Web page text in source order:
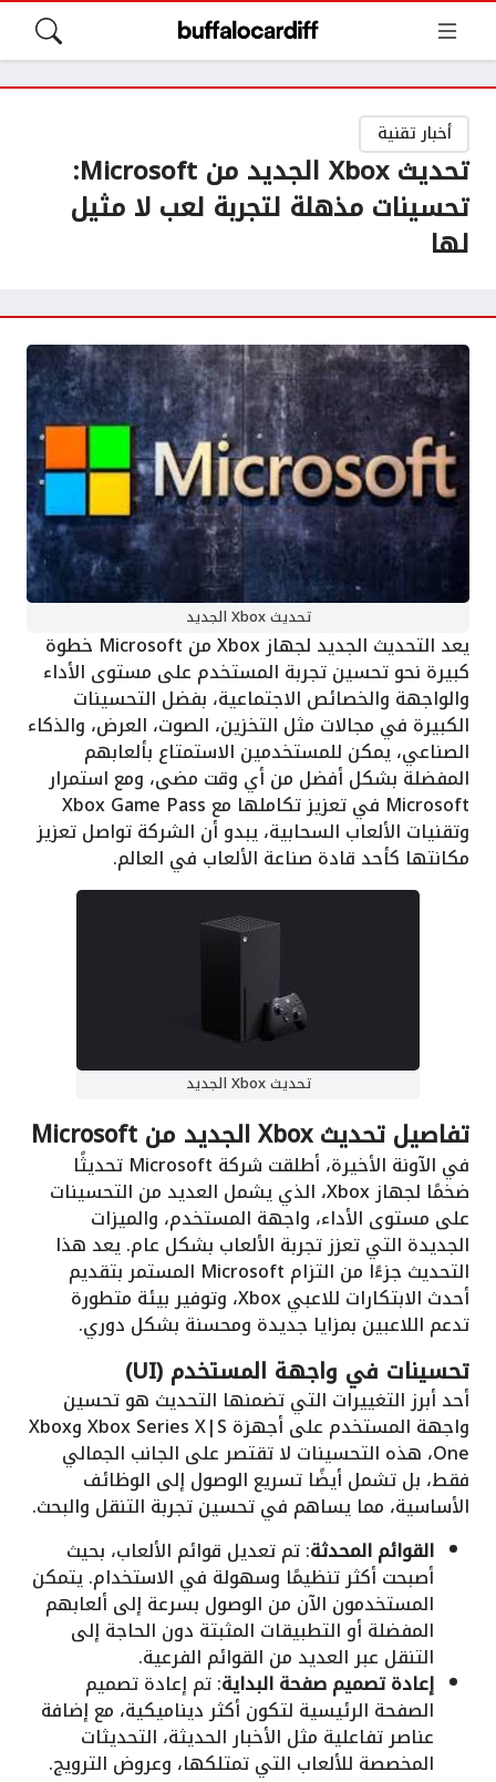
أخبار تقنية
تحديث Xbox الجديد من Microsoft:
تحسينات مذهلة لتجربة لعب لا مثيل
لها
تحديث Xbox الجديد
يعد التحديث الجديد لجهاز Xbox من Microsoft خطوة
كبيرة نحو تحسين تجربة المستخدم على مستوى الأداء
والواجهة والخصائص الاجتماعية، بفضل التحسينات
الكبيرة في مجالات مثل التخزين، الصوت، العرض، والذكاء
الصناعي، يمكن للمستخدمين الاستمتاع بألعابهم
المفضلة بشكل أفضل من أي وقت مضى، ومع استمرار
Microsoft في تعزيز تكاملها مع Xbox Game Pass
وتقنيات الألعاب السحابية، يبدو أن الشركة تواصل تعزيز
مكانتها كأحد قادة صناعة الألعاب في العالم.
تحديث Xbox الجديد
تفاصيل تحديث Xbox الجديد من Microsoft
في الآونة الأخيرة، أطلقت شركة Microsoft تحديثًا
ضخمًا لجهاز Xbox، الذي يشمل العديد من التحسينات
على مستوى الأداء، واجهة المستخدم، والميزات
الجديدة التي تعزز تجربة الألعاب بشكل عام. يعد هذا
التحديث جزءًا من التزام Microsoft المستمر بتقديم
أحدث الابتكارات للاعبي Xbox، وتوفير بيئة متطورة
تدعم اللاعبين بمزايا جديدة ومحسنة بشكل دوري.
تحسينات في واجهة المستخدم (UI)
أحد أبرز التغييرات التي تضمنها التحديث هو تحسين
واجهة المستخدم على أجهزة Xbox Series X|S وXbox
One، هذه التحسينات لا تقتصر على الجانب الجمالي
فقط، بل تشمل أيضًا تسريع الوصول إلى الوظائف
الأساسية، مما يساهم في تحسين تجربة التنقل والبحث.
القوائم المحدثة: تم تعديل قوائم الألعاب، بحيث
أصبحت أكثر تنظيمًا وسهولة في الاستخدام. يتمكن
المستخدمون الآن من الوصول بسرعة إلى ألعابهم
المفضلة أو التطبيقات المثبتة دون الحاجة إلى
التنقل عبر العديد من القوائم الفرعية.
إعادة تصميم صفحة البداية: تم إعادة تصميم
الصفحة الرئيسية لتكون أكثر ديناميكية، مع إضافة
عناصر تفاعلية مثل الأخبار الحديثة، التحديثات
المخصصة للألعاب التي تمتلكها، وعروض الترويج.